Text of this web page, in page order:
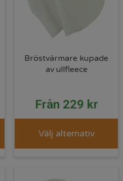
Bröstvärmare kupade
av ullfleece
Från 229 kr
Välj alternativ